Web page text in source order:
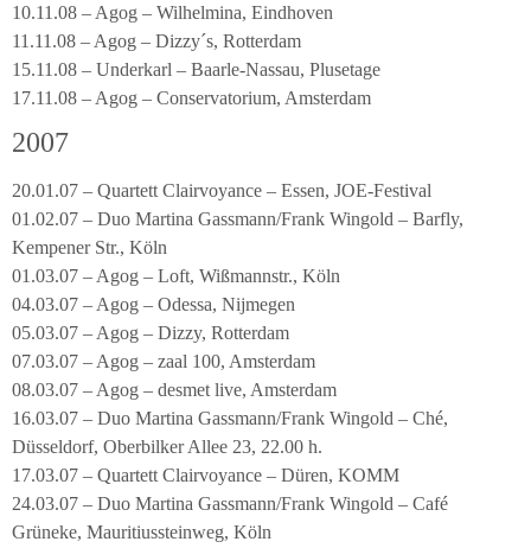
10.11.08 – Agog – Wilhelmina, Eindhoven
11.11.08 – Agog – Dizzy´s, Rotterdam
15.11.08 – Underkarl – Baarle-Nassau, Plusetage
17.11.08 – Agog – Conservatorium, Amsterdam
2007
20.01.07 – Quartett Clairvoyance – Essen, JOE-Festival
01.02.07 – Duo Martina Gassmann/Frank Wingold – Barfly,
Kempener Str., Köln
01.03.07 – Agog – Loft, Wißmannstr., Köln
04.03.07 – Agog – Odessa, Nijmegen
05.03.07 – Agog – Dizzy, Rotterdam
07.03.07 – Agog – zaal 100, Amsterdam
08.03.07 – Agog – desmet live, Amsterdam
16.03.07 – Duo Martina Gassmann/Frank Wingold – Ché,
Düsseldorf, Oberbilker Allee 23, 22.00 h.
17.03.07 – Quartett Clairvoyance – Düren, KOMM
24.03.07 – Duo Martina Gassmann/Frank Wingold – Café
Grüneke, Mauritiussteinweg, Köln